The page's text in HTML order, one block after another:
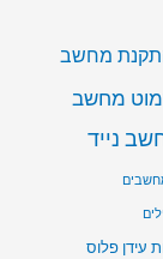
מחשב
מחשב
נייד
עידן פלוס